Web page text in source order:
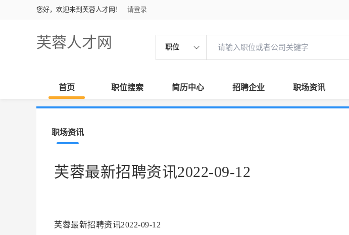
您好，欢迎来到芙蓉人才网！ 请登录
芙蓉人才网 职位
首页 职位搜索 简历中心 招聘企业 职场资讯
职场资讯
芙蓉最新招聘资讯2022-09-12
芙蓉最新招聘资讯2022-09-12